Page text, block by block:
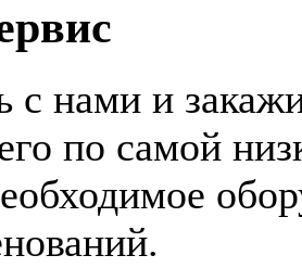
с нами и
по самой